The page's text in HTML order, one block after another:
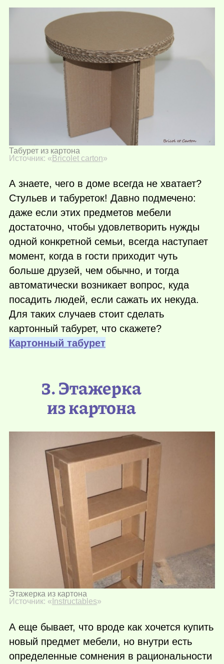
Табурет из картона
Источник: « Bricolet carton»
А знаете, чего в доме всегда не хватает?
Стульев и табуреток! Давно подмечено:
даже если этих предметов мебели
достаточно, чтобы удовлетворить нужды
одной конкретной семьи, всегда наступает
момент, когда в гости приходит чуть
больше друзей, чем обычно, и тогда
автоматически возникает вопрос, куда
посадить людей, если сажать их некуда.
Для таких случаев стоит сделать
картонный табурет, что скажете?
Картонный табурет
3. Этажерка
из картона
Этажерка из картона
Источник: « Instructables»
А еще бывает, что вроде как хочется купить
новый предмет мебели, но внутри есть
определенные сомнения в рациональности